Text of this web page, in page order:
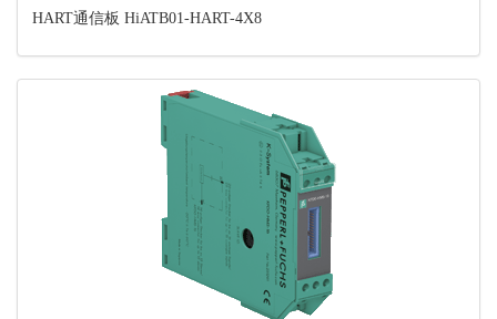
HART通信板 HiATB01-HART-4X8